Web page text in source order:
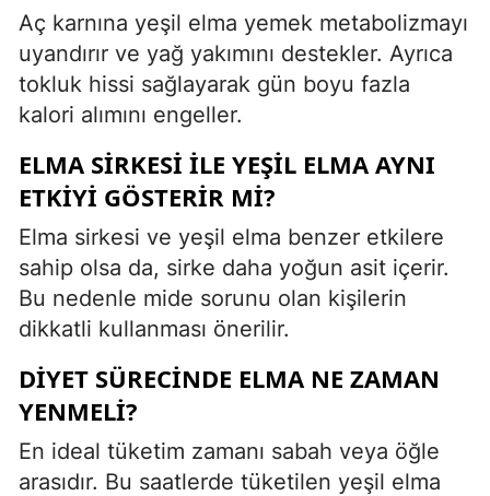
Aç karnına yeşil elma yemek metabolizmayı
uyandırır ve yağ yakımını destekler. Ayrıca
tokluk hissi sağlayarak gün boyu fazla
kalori alımını engeller.
ELMA SIRKESI ILE YEŞIL ELMA AYNI
ETKIYI GÖSTERIR MI?
Elma sirkesi ve yeşil elma benzer etkilere
sahip olsa da, sirke daha yoğun asit içerir.
Bu nedenle mide sorunu olan kişilerin
dikkatli kullanması önerilir.
DIYET SÜRECINDE ELMA NE ZAMAN
YENMELI?
En ideal tüketim zamanı sabah veya öğle
arasıdır. Bu saatlerde tüketilen yeşil elma